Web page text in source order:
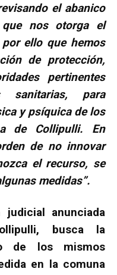
el abanico
nos otorga el
ello que hemos
de protección,
pertinentes
sanitarias, para
y psíquica de los
de Collipulli. En
de no innovar
el recurso, se
medidas”.
anunciada
busca la
de los mismos
en la comuna